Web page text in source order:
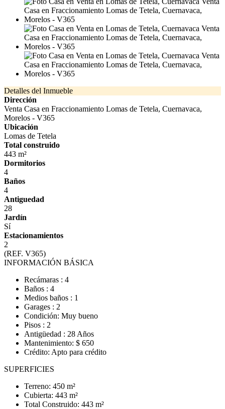
Detalles del Inmueble
Dirección
Venta Casa en Fraccionamiento Lomas de Tetela, Cuernavaca,
Morelos - V365
Ubicación
Lomas de Tetela
Total construido
443 m²
Dormitorios
4
Baños
4
Antiguedad
28
Jardín
Sí
Estacionamientos
2
(REF. V365)
INFORMACIÓN BÁSICA
Recámaras : 4
Baños : 4
Medios baños : 1
Garages : 2
Condición: Muy bueno
Pisos : 2
Antigüedad : 28 Años
Mantenimiento: $ 650
Crédito: Apto para crédito
SUPERFICIES
Terreno: 450 m²
Cubierta: 443 m²
Total Construido: 443 m²